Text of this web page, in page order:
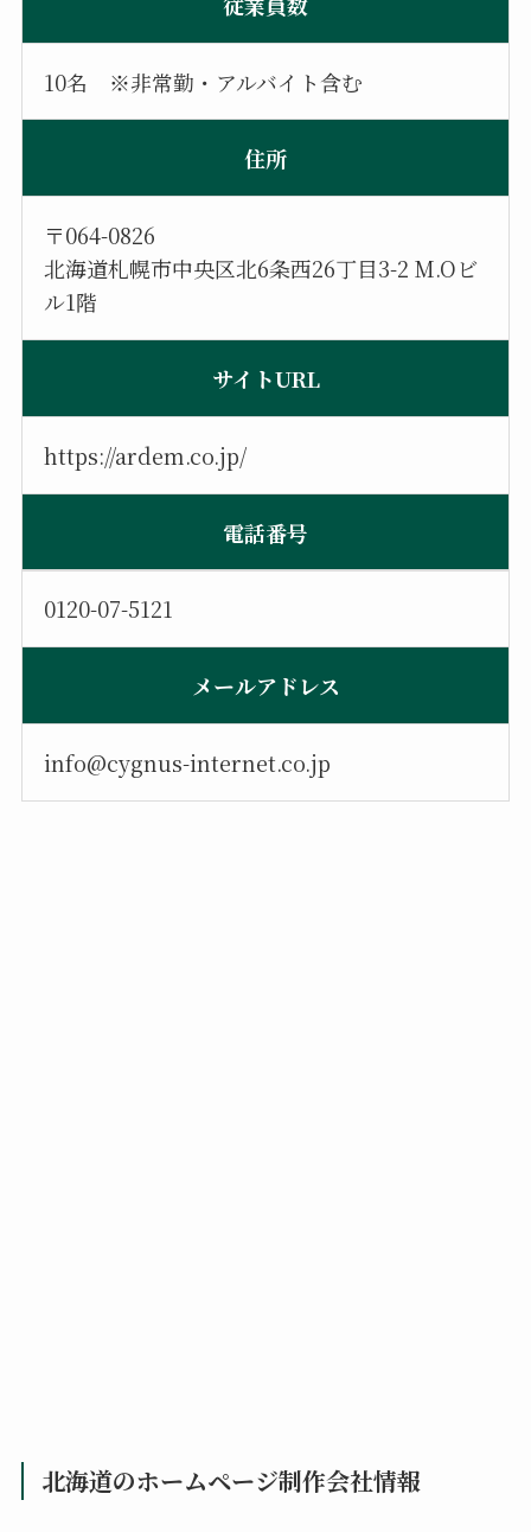
10名 ※非常勤・アルバイト含む
住所
〒064-0826
北海道札幌市中央区北6条西26丁目3-2 M.Oビ
ル1階
サイトURL
https://ardem.co.jp/
電話番号
0120-07-5121
メールアドレス
info@cygnus-internet.co.jp
北海道のホームページ制作会社情報